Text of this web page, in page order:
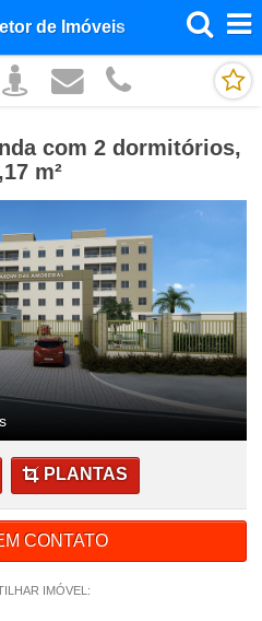
de Imóveis
com 2 dormitórios,
m²
PLANTAS
CONTATO
IMÓVEL: